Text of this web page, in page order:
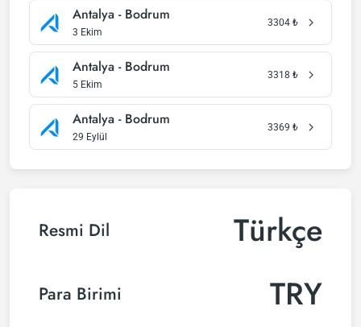
Antalya - Bodrum
3 Ekim
3304 ₺
Antalya - Bodrum
5 Ekim
3318 ₺
Antalya - Bodrum
29 Eylül
3369 ₺
Resmi Dil Türkçe
Para Birimi TRY